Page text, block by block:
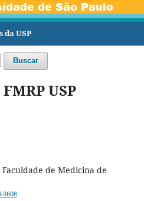
USP
Buscar
USP
de Medicina de
3608